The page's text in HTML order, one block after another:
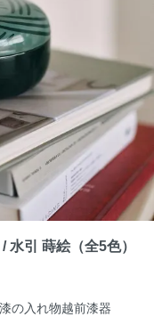
水引 蒔絵（全5色）
の入れ物越前漆器